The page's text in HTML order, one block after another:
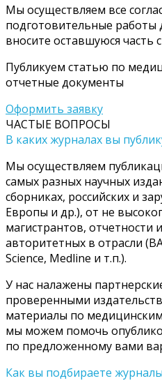
Мы осуществляем все
подготовительные работы
вносите оставшуюся часть
Публикуем статью по
отчетные документы
Оформить заявку
ЧАСТЫЕ ВОПРОСЫ
В каких журналах вы
Мы осуществляем
самых разных научных
сборниках, российских и
Европы и др.), от не
магистрантов, отчетности
авторитетных в отрасли
Science, Medline и т.п.).
У нас налажены
проверенными
материалы по
мы можем помочь
по предложенному вами
Как вы подбираете